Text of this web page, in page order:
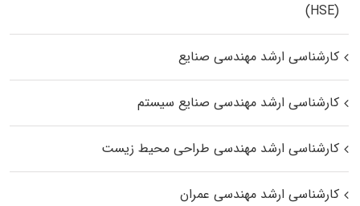
(HSE)
کارشناسی ارشد مهندسی صنایع
کارشناسی ارشد مهندسی صنایع سیستم
کارشناسی ارشد مهندسی طراحی محیط زیست
کارشناسی ارشد مهندسی عمران